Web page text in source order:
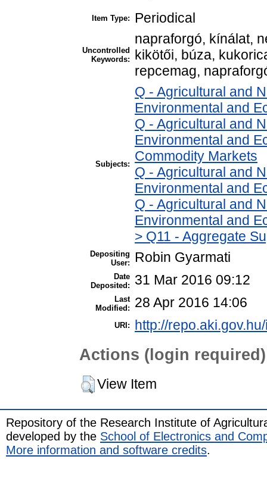
Item Type: Periodical
Uncontrolled
Keywords:
napraforgó, kínálat,
kikötői, búza,
repcemag,
Subjects:
Q - Agricultural and
Environmental and
Q - Agricultural and
Environmental and
Commodity Markets
Q - Agricultural and
Environmental and
Q - Agricultural and
Environmental and
> Q11 - Aggregate
Depositing
User:
Robin Gyarmati
Date
Deposited:
31 Mar 2016 09:12
Last
Modified:
28 Apr 2016 14:06
URI: http://
Actions (login required)
View Item
Repository of the Research Institute of
developed by the School of Electronics and
More information and software credits.